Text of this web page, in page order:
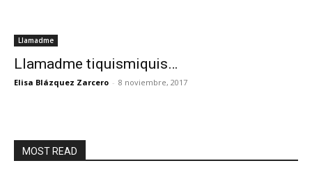
Llamadme
Llamadme tiquismiquis…
Elisa Blázquez Zarcero - 8 noviembre, 2017
MOST READ